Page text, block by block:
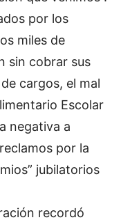
por los
miles de
sin cobrar sus
cargos, el mal
Escolar
negativa a
por la
jubilatorios
recordó